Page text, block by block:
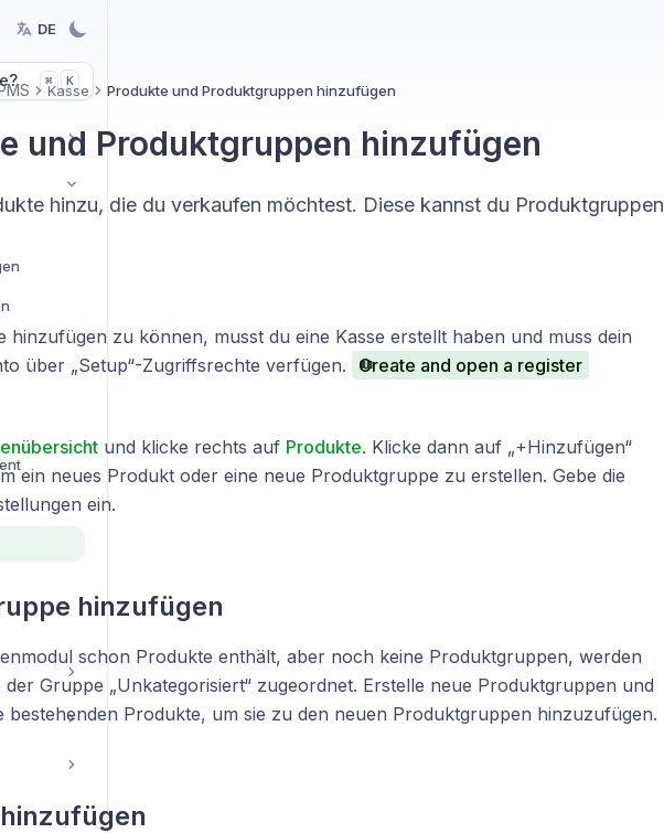
DE
⌘ K
Kasse Produkte und Produktgruppen hinzufügen
und Produktgruppen hinzufügen
hinzu, die du verkaufen möchtest. Diese kannst du Produktgruppen
hinzufügen zu können, musst du eine Kasse erstellt haben und muss dein
über „Setup“-Zugriffsrechte verfügen.
Create and open a register
und klicke rechts auf Produkte. Klicke dann auf „+Hinzufügen“
ein neues Produkt oder eine neue Produktgruppe zu erstellen. Gebe die
ein.
hinzufügen
schon Produkte enthält, aber noch keine Produktgruppen, werden
der Gruppe „Unkategorisiert“ zugeordnet. Erstelle neue Produktgruppen und
bestehenden Produkte, um sie zu den neuen Produktgruppen hinzuzufügen.